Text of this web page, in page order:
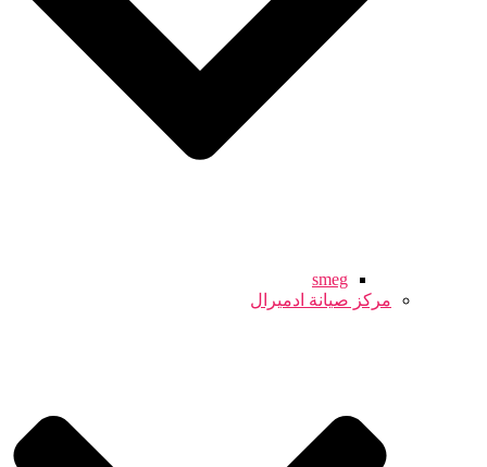
smeg
مركز صيانة ادميرال